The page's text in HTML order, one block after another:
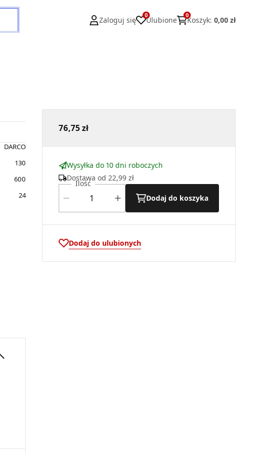
Zaloguj się
0
Ulubione
0
Koszyk: 0,00 zł
DARCO
130
600
24
76,75 zł
Wysyłka do 10 dni roboczych
Dostawa od 22,99 zł
Ilość
Dodaj do koszyka
Dodaj do ulubionych